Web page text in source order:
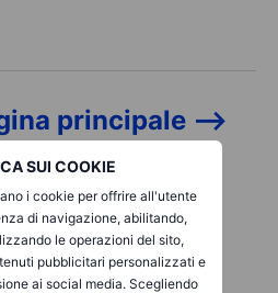
SUI COOKIE
i cookie per offrire all'utente
di navigazione, abilitando,
le operazioni del sito,
pubblicitari personalizzati e
ai social media. Scegliendo
principale -->
IMPARATO
i prodotti a disposizione